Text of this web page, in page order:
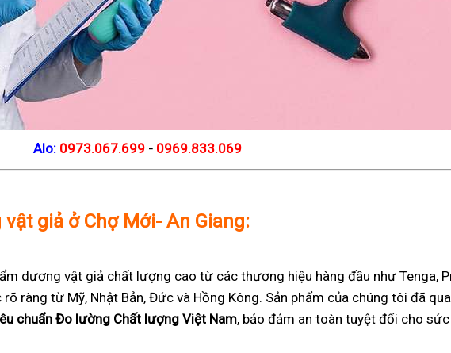
Alo: 0973.067.699 - 0969.833.069
giả ở Chợ Mới- An Giang:
dương vật giả chất lượng cao từ các thương hiệu hàng đầu như Tenga,
rõ ràng từ Mỹ, Nhật Bản, Đức và Hồng Kông. Sản phẩm của chúng tôi đã
chuẩn Đo lường Chất lượng Việt Nam, bảo đảm an toàn tuyệt đối cho